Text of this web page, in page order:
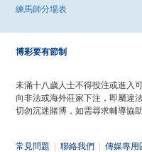
練馬師分場表
博彩要有節制
未滿十八歲人士不得投注或進入
向非法或海外莊家下注，即屬違
切勿沉迷賭博，如需尋求輔導協
常見問題 聯絡我們 傳媒專用